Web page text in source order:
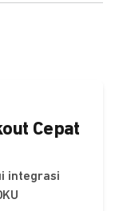
Cepat
integrasi